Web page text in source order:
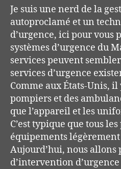
Je suis une nerd de la
autoproclamé et un
d’urgence, ici pour vous
systèmes d’urgence du
services peuvent
services d’urgence
Comme aux États-Unis, il
pompiers et des
que l’appareil et les
C’est typique que tous
équipements
Aujourd’hui, nous allons
d’intervention